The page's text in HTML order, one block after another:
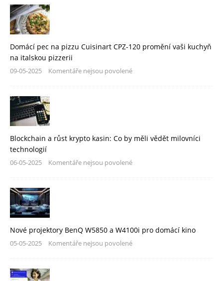
Domácí pec na pizzu Cuisinart CPZ-120 promění vaši kuchyň
na italskou pizzerii
09-05-2025 Komentáře nejsou povolené
Blockchain a růst krypto kasin: Co by měli vědět milovníci
technologií
06-05-2025 Komentáře nejsou povolené
Nové projektory BenQ W5850 a W4100i pro domácí kino
05-05-2025 Komentáře nejsou povolené